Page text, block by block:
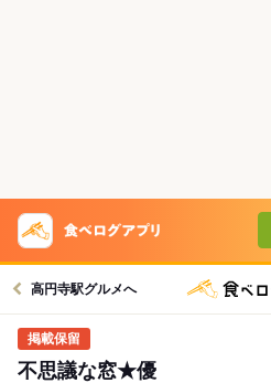
高円寺駅グルメへ
不思議な窓★優